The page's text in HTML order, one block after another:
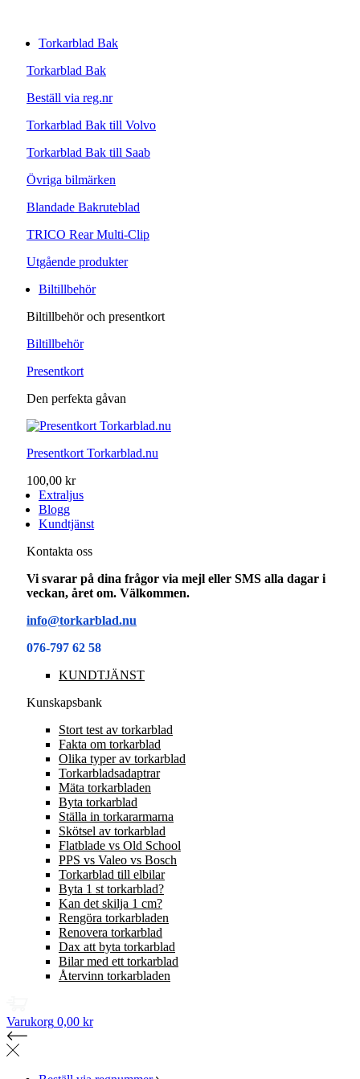
Torkarblad Bak
Torkarblad Bak
Beställ via reg.nr
Torkarblad Bak till Volvo
Torkarblad Bak till Saab
Övriga bilmärken
Blandade Bakruteblad
TRICO Rear Multi-Clip
Utgående produkter
Biltillbehör
Biltillbehör och presentkort
Biltillbehör
Presentkort
Den perfekta gåvan
Presentkort Torkarblad.nu
100,00 kr
Extraljus
Blogg
Kundtjänst
Kontakta oss
Vi svarar på dina frågor via mejl eller SMS alla dagar i
veckan, året om. Välkommen.
info@torkarblad.nu
076-797 62 58
KUNDTJÄNST
Kunskapsbank
Stort test av torkarblad
Fakta om torkarblad
Olika typer av torkarblad
Torkarbladsadaptrar
Mäta torkarbladen
Byta torkarblad
Ställa in torkararmarna
Skötsel av torkarblad
Flatblade vs Old School
PPS vs Valeo vs Bosch
Torkarblad till elbilar
Byta 1 st torkarblad?
Kan det skilja 1 cm?
Rengöra torkarbladen
Renovera torkarblad
Dax att byta torkarblad
Bilar med ett torkarblad
Återvinn torkarbladen
Varukorg 0,00 kr